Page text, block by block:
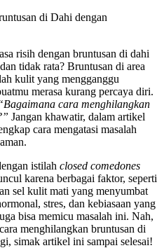
risih dengan bruntusan di dahi
tidak rata? Bruntusan di area
kulit yang mengganggu
merasa kurang percaya diri.
cara menghilangkan
Jangan khawatir, dalam artikel
cara mengatasi masalah
istilah closed comedones
karena berbagai faktor, seperti
sel kulit mati yang menyumbat
stres, dan kebiasaan yang
bisa memicu masalah ini. Nah,
menghilangkan bruntusan di
simak artikel ini sampai selesai!